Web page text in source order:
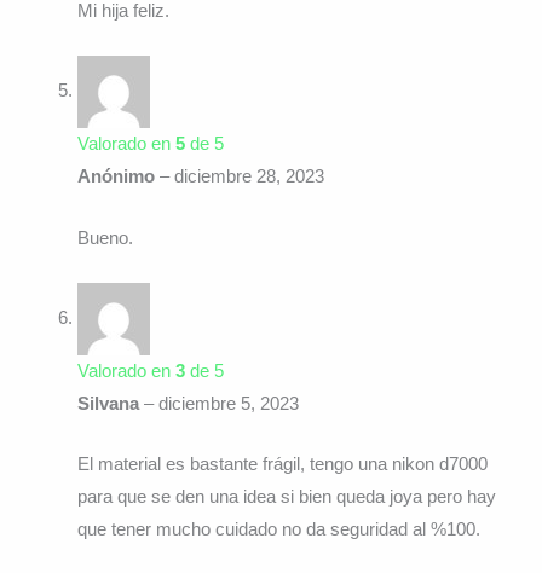
Mi hija feliz.
Valorado en 5de 5
Anónimo – diciembre 28, 2023
Bueno.
Valorado en 3de 5
Silvana – diciembre 5, 2023
El material es bastante frágil, tengo una nikon d7000
para que se den una idea si bien queda joya pero hay
que tener mucho cuidado no da seguridad al %100.